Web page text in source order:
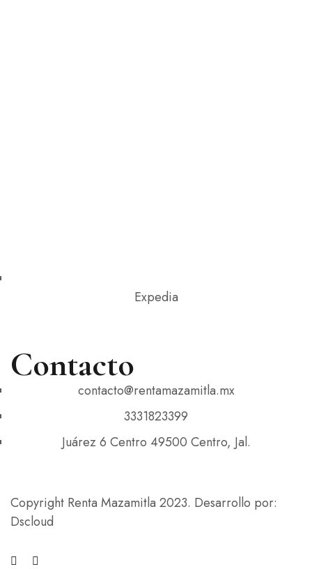
Expedia
Contacto
contacto@rentamazamitla.mx
3331823399
Juárez 6 Centro 49500 Centro, Jal.
Copyright Renta Mazamitla 2023. Desarrollo por:
Dscloud